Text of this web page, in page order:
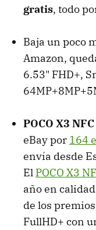
gratis, todo
Baja un poco
Amazon,
6.53" FHD+,
POCO X3
eBay por 164
envía desde
El POCO X3
año en
de los
FullHD+ con